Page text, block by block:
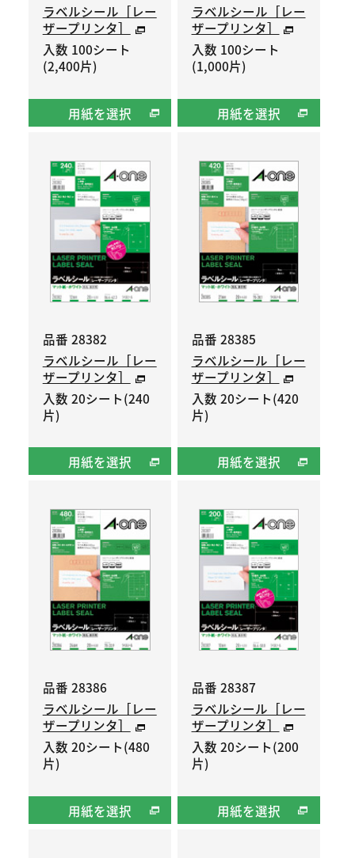
ラベルシール［レー
ザープリンタ］
入数 100シート
(2,400片)
用紙を選択
ラベルシール［レー
ザープリンタ］
入数 100シート
(1,000片)
用紙を選択
品番 28382
ラベルシール［レー
ザープリンタ］
入数 20シート(240
片)
用紙を選択
品番 28385
ラベルシール［レー
ザープリンタ］
入数 20シート(420
片)
用紙を選択
品番 28386
ラベルシール［レー
ザープリンタ］
入数 20シート(480
片)
用紙を選択
品番 28387
ラベルシール［レー
ザープリンタ］
入数 20シート(200
片)
用紙を選択